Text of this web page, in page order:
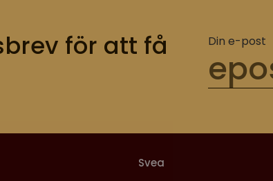
för att få
Din e-post
Svea